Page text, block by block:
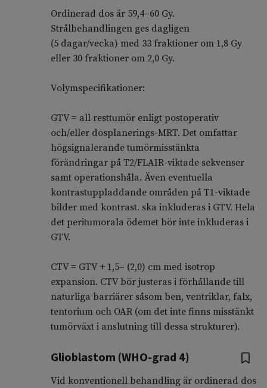
Ordinerad dos är 59,4–60 Gy.
Strålbehandlingen ges dagligen
(5 dagar/vecka) med 33 fraktioner om 1,8 Gy
eller 30 fraktioner om 2,0 Gy.
Volymspecifikationer:
GTV = all resttumör enligt postoperativ
och/eller dosplanerings-MRT. Det omfattar
högsignalerande tumörmisstänkta
förändringar på T2/FLAIR-viktade sekvenser
samt operationshåla. Även eventuella
kontrastuppladdande områden på T1-viktade
bilder med kontrast. ska inkluderas i GTV. Hela
det peritumorala ödemet bör inte inkluderas i
GTV.
CTV = GTV + 1,5– (2,0) cm med isotrop
expansion. CTV bör justeras i förhållande till
naturliga barriärer såsom ben, ventriklar, falx,
tentorium och OAR (om det inte finns misstänkt
tumörväxt i anslutning till dessa strukturer).
Glioblastom (WHO-grad 4)
Vid konventionell behandling är ordinerad dos